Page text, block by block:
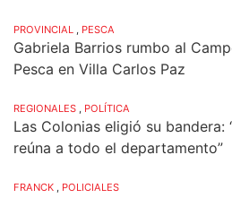
PROVINCIAL , PESCA
Gabriela Barrios rumbo al
Pesca en Villa Carlos Paz
REGIONALES , POLÍTICA
Las Colonias eligió su bandera:
reúna a todo el departamento”
FRANCK , POLICIALES